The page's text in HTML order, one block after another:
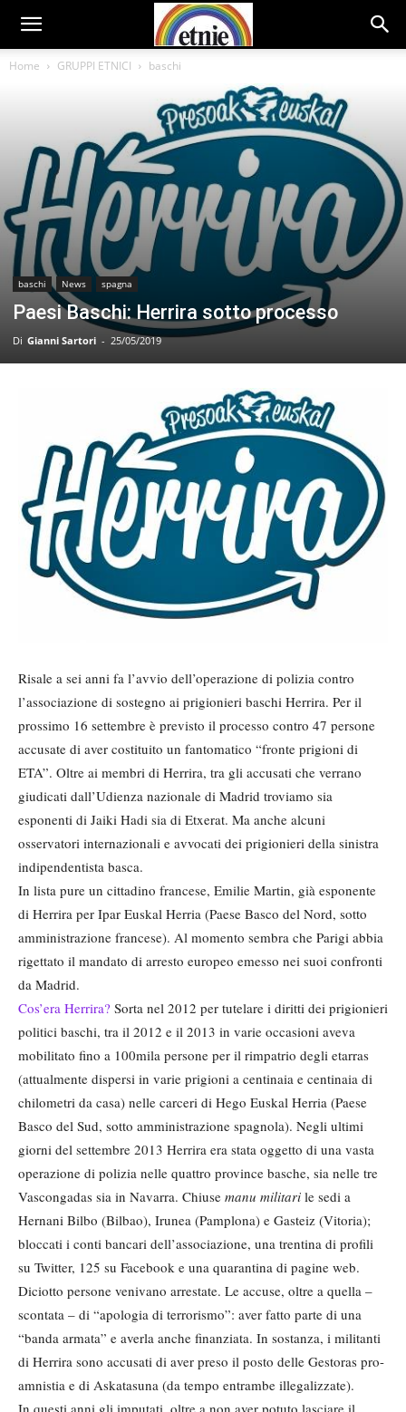
Home GRUPPI ETNICI baschi
baschi News spagna
Paesi Baschi: Herrira sotto processo
Di Gianni Sartori - 25/05/2019
Risale a sei anni fa l’avvio dell’operazione di polizia contro
l’associazione di sostegno ai prigionieri baschi Herrira. Per il
prossimo 16 settembre è previsto il processo contro 47 persone
accusate di aver costituito un fantomatico “fronte prigioni di
ETA”. Oltre ai membri di Herrira, tra gli accusati che verrano
giudicati dall’Udienza nazionale di Madrid troviamo sia
esponenti di Jaiki Hadi sia di Etxerat. Ma anche alcuni
osservatori internazionali e avvocati dei prigionieri della sinistra
indipendentista basca.
In lista pure un cittadino francese, Emilie Martin, già esponente
di Herrira per Ipar Euskal Herria (Paese Basco del Nord, sotto
amministrazione francese). Al momento sembra che Parigi abbia
rigettato il mandato di arresto europeo emesso nei suoi confronti
da Madrid.
Cos’era Herrira? Sorta nel 2012 per tutelare i diritti dei prigionieri
politici baschi, tra il 2012 e il 2013 in varie occasioni aveva
mobilitato fino a 100mila persone per il rimpatrio degli etarras
(attualmente dispersi in varie prigioni a centinaia e centinaia di
chilometri da casa) nelle carceri di Hego Euskal Herria (Paese
Basco del Sud, sotto amministrazione spagnola). Negli ultimi
giorni del settembre 2013 Herrira era stata oggetto di una vasta
operazione di polizia nelle quattro province basche, sia nelle tre
Vascongadas sia in Navarra. Chiuse manu militari le sedi a
Hernani Bilbo (Bilbao), Irunea (Pamplona) e Gasteiz (Vitoria);
bloccati i conti bancari dell’associazione, una trentina di profili
su Twitter, 125 su Facebook e una quarantina di pagine web.
Diciotto persone venivano arrestate. Le accuse, oltre a quella –
scontata – di “apologia di terrorismo”: aver fatto parte di una
“banda armata” e averla anche finanziata. In sostanza, i militanti
di Herrira sono accusati di aver preso il posto delle Gestoras pro-
amnistia e di Askatasuna (da tempo entrambe illegalizzate).